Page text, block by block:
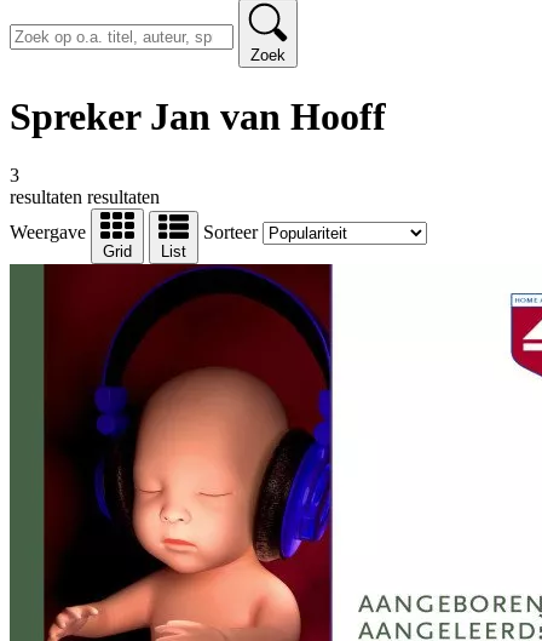
Zoek
Spreker Jan van Hooff
3
resultaten resultaten
Weergave
Grid List
Sorteer